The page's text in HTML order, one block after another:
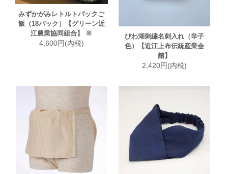
みずかがみレトルトパックご
飯（18パック）【グリーン近
江農業協同組合】 ※
4,600円(内税)
びわ湖刺繍名刺入れ（辛子
色）【近江上布伝統産業会
館】
2,420円(内税)